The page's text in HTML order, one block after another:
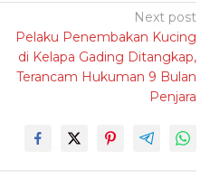
Next post
Pelaku Penembakan Kucing
di Kelapa Gading Ditangkap,
Terancam Hukuman 9 Bulan
Penjara